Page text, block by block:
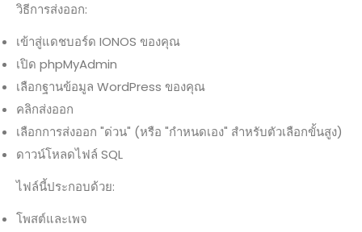
วิธีการส่งออก:
เข้าสู่แดชบอร์ด IONOS ของคุณ
เปิด phpMyAdmin
เลือกฐานข้อมูล WordPress ของคุณ
คลิกส่งออก
เลือกการส่งออก "ด่วน" (หรือ "กำหนดเอง" สำหรับตัวเลือกขั้นสูง)
ดาวน์โหลดไฟล์ SQL
ไฟล์นี้ประกอบด้วย:
โพสต์และเพจ